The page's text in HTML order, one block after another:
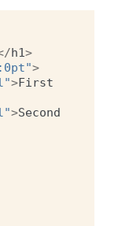
h1>
>
>First
>Second